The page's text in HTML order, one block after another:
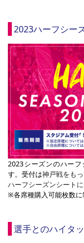
2023ハーフシー
2023シーズンのハー
す。受付は神戸戦をもっ
ハーフシーズンシートに
※各席種購入可能枚数
選手とのハイタ